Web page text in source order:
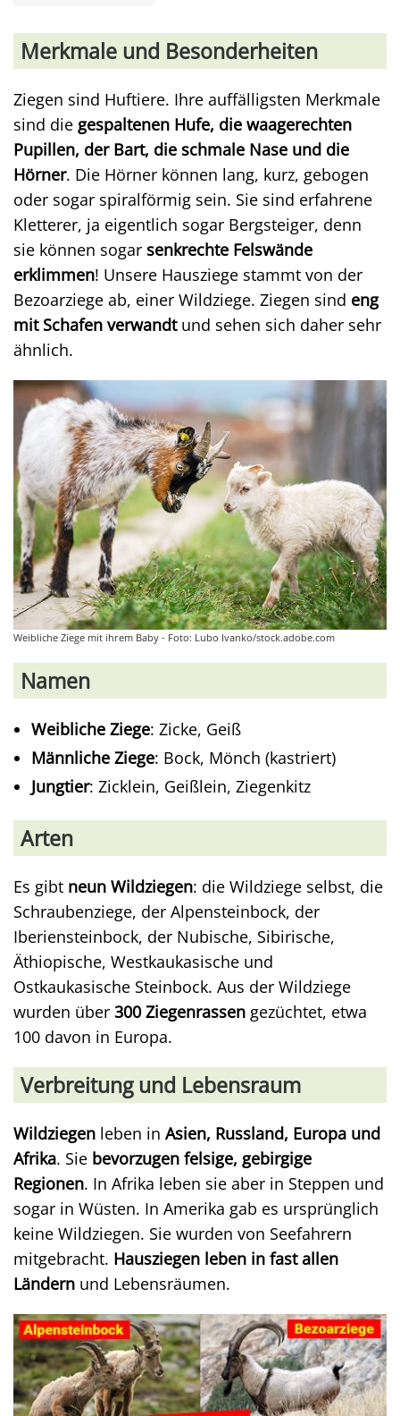
Merkmale und Besonderheiten
Ziegen sind Huftiere. Ihre auffälligsten Merkmale
sind die gespaltenen Hufe, die waagerechten
Pupillen, der Bart, die schmale Nase und die
Hörner. Die Hörner können lang, kurz, gebogen
oder sogar spiralförmig sein. Sie sind erfahrene
Kletterer, ja eigentlich sogar Bergsteiger, denn
sie können sogar senkrechte Felswände
erklimmen! Unsere Hausziege stammt von der
Bezoarziege ab, einer Wildziege. Ziegen sind eng
mit Schafen verwandtund sehen sich daher sehr
ähnlich.
Weibliche Ziege mit ihrem Baby - Foto: Lubo Ivanko/stock.adobe.com
Namen
Weibliche Ziege: Zicke, Geiß
Männliche Ziege: Bock, Mönch (kastriert)
Jungtier: Zicklein, Geißlein, Ziegenkitz
Arten
Es gibt neun Wildziegen: die Wildziege selbst, die
Schraubenziege, der Alpensteinbock, der
Iberiensteinbock, der Nubische, Sibirische,
Äthiopische, Westkaukasische und
Ostkaukasische Steinbock. Aus der Wildziege
wurden über 300 Ziegenrassen gezüchtet, etwa
100 davon in Europa.
Verbreitung und Lebensraum
Wildziegen leben in Asien, Russland, Europa und
Afrika. Sie bevorzugen felsige, gebirgige
Regionen. In Afrika leben sie aber in Steppen und
sogar in Wüsten. In Amerika gab es ursprünglich
keine Wildziegen. Sie wurden von Seefahrern
mitgebracht. Hausziegen leben in fast allen
Ländern und Lebensräumen.